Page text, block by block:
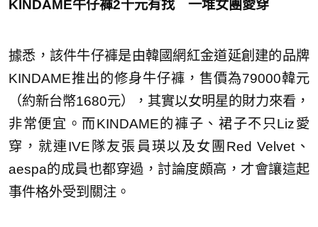
KINDAME牛仔褲2千元有找 一堆女團愛穿
據悉，該件牛仔褲是由韓國網紅金道延創建的品牌
KINDAME推出的修身牛仔褲，售價為79000韓元
（約新台幣1680元），其實以女明星的財力來看，
非常便宜。而KINDAME的褲子、裙子不只Liz愛
穿，就連IVE隊友張員瑛以及女團Red Velvet、
aespa的成員也都穿過，討論度頗高，才會讓這起
事件格外受到關注。